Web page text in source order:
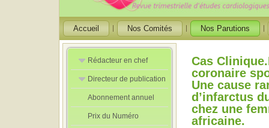
Accueil Nos Comités Nos Parutions
Rédacteur en chef
Rédacteurs en
Chef Adjoint
Directeur de publication
Directeur de
publication
adjoint
Abonnement annuel
Prix du Numéro
Cas
coronaire
Une cause
d’infarctus
chez une
africaine.